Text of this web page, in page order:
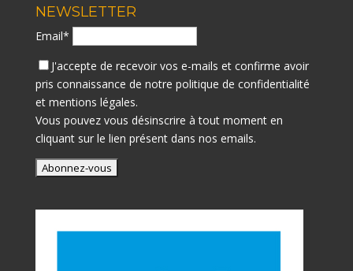
NEWSLETTER
Email*
J'accepte de recevoir vos e-mails et confirme avoir
pris connaissance de notre politique de confidentialité
et mentions légales.
Vous pouvez vous désinscrire à tout moment en
cliquant sur le lien présent dans nos emails.